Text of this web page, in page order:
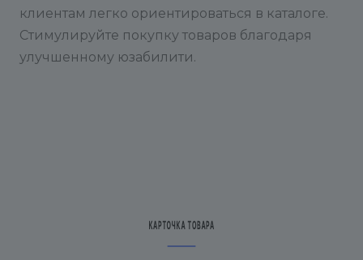
клиентам легко ориентироваться в каталоге.
Стимулируйте покупку товаров благодаря
улучшенному юзабилити.